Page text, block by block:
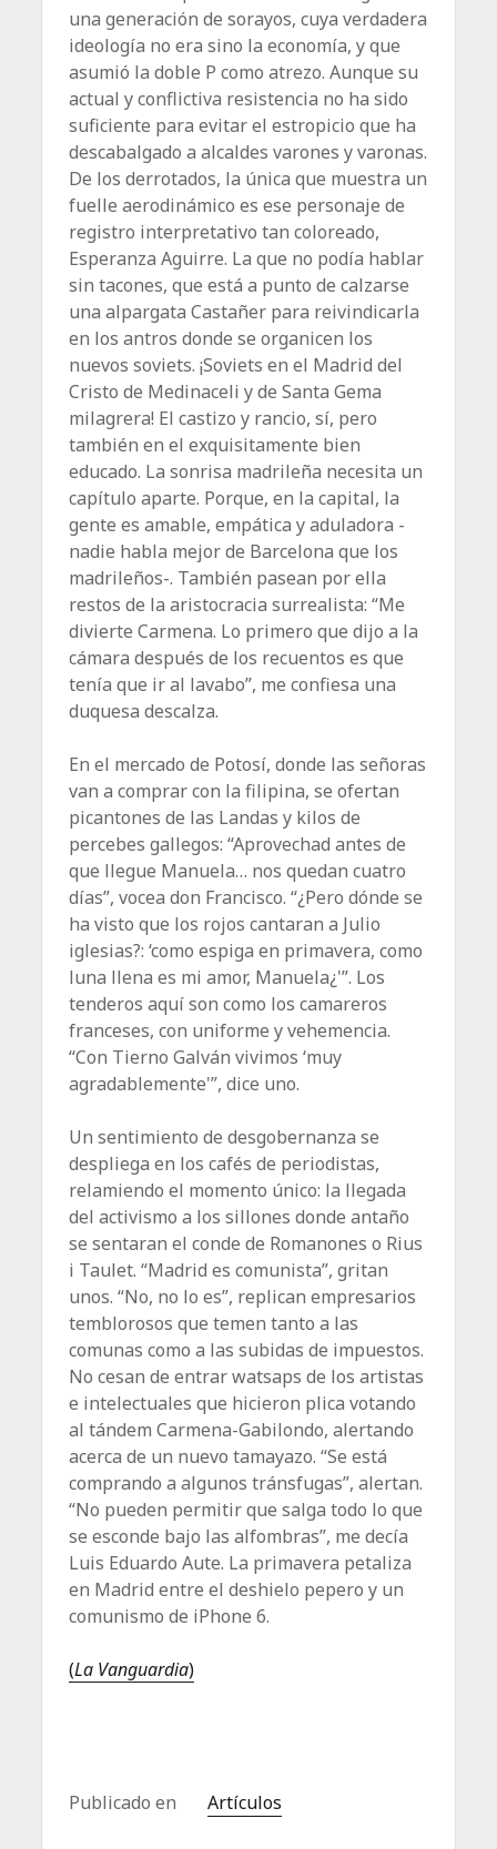
una generación de sorayos, cuya verdadera
ideología no era sino la economía, y que
asumió la doble P como atrezo. Aunque su
actual y conflictiva resistencia no ha sido
suficiente para evitar el estropicio que ha
descabalgado a alcaldes varones y varonas.
De los derrotados, la única que muestra un
fuelle aerodinámico es ese personaje de
registro interpretativo tan coloreado,
Esperanza Aguirre. La que no podía hablar
sin tacones, que está a punto de calzarse
una alpargata Castañer para reivindicarla
en los antros donde se organicen los
nuevos soviets. ¡Soviets en el Madrid del
Cristo de Medinaceli y de Santa Gema
milagrera! El castizo y rancio, sí, pero
también en el exquisitamente bien
educado. La sonrisa madrileña necesita un
capítulo aparte. Porque, en la capital, la
gente es amable, empática y aduladora -
nadie habla mejor de Barcelona que los
madrileños-. También pasean por ella
restos de la aristocracia surrealista: “Me
divierte Carmena. Lo primero que dijo a la
cámara después de los recuentos es que
tenía que ir al lavabo”, me confiesa una
duquesa descalza.
En el mercado de Potosí, donde las señoras
van a comprar con la filipina, se ofertan
picantones de las Landas y kilos de
percebes gallegos: “Aprovechad antes de
que llegue Manuela… nos quedan cuatro
días”, vocea don Francisco. “¿Pero dónde se
ha visto que los rojos cantaran a Julio
iglesias?: ‘como espiga en primavera, como
luna llena es mi amor, Manuela¿'”. Los
tenderos aquí son como los camareros
franceses, con uniforme y vehemencia.
“Con Tierno Galván vivimos ‘muy
agradablemente'”, dice uno.
Un sentimiento de desgobernanza se
despliega en los cafés de periodistas,
relamiendo el momento único: la llegada
del activismo a los sillones donde antaño
se sentaran el conde de Romanones o Rius
i Taulet. “Madrid es comunista”, gritan
unos. “No, no lo es”, replican empresarios
temblorosos que temen tanto a las
comunas como a las subidas de impuestos.
No cesan de entrar watsaps de los artistas
e intelectuales que hicieron plica votando
al tándem Carmena-Gabilondo, alertando
acerca de un nuevo tamayazo. “Se está
comprando a algunos tránsfugas”, alertan.
“No pueden permitir que salga todo lo que
se esconde bajo las alfombras”, me decía
Luis Eduardo Aute. La primavera petaliza
en Madrid entre el deshielo pepero y un
comunismo de iPhone 6.
(La Vanguardia)
Publicado en Artículos